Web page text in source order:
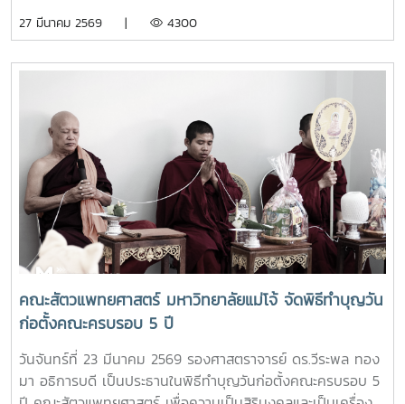
พัฒนาเกษตรธรรมชาติ มหาวิทยาลัยแม่โจ้ สาขาตลาดคำเที่ยง
และ ผลิตภัณฑ์สินค้าเกษตรอินทรีย์ ที่ผลิตโดยศูนย์วิจัยและ
พัฒนาเกษตรธรรมชาติ มหาวิทยาลัยแม่โจ้ และเป็นการอำนวย
ความสะดวกให้กับผู้ที่ต้องการซื้อสินค้าเกษตรอินทรีย์ของ
ศูนย์วิจัยและพัฒนาเกษตรธรรมชาติ มหาวิทยาลัยแม่โจ้ ให้
สามารถหาซื้อสินค้าได้งานขึ้นเปิดให้บริการทุกวัน ตั้งแต่เวลา
08.00 - 17.00 น.สอบถามรายละเอียดเพิ่มเติม โทร. 084-
4888305แผนที่ :
https://maps.app.goo.gl/JDtHViw1tcQPDB9S9
27 มีนาคม 2569 | 4300
คณะสัตวแพทยศาสตร์ มหาวิทยาลัยแม่โจ้ จัดพิธีทำบุญวัน
ก่อตั้งคณะครบรอบ 5 ปี
วันจันทร์ที่ 23 มีนาคม 2569 รองศาสตราจารย์ ดร.วีระพล ทอง
มา อธิการบดี เป็นประธานในพิธีทำบุญวันก่อตั้งคณะครบรอบ 5